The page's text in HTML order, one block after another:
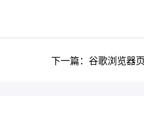
下一篇：谷歌浏览器